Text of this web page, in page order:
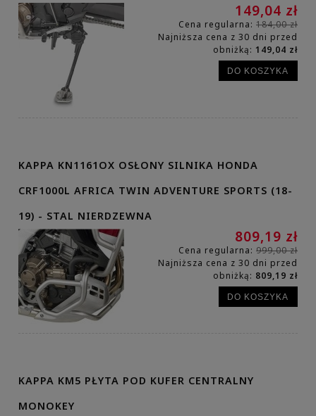
149,04 zł
Cena regularna: 184,00 zł
Najniższa cena z 30 dni przed
obniżką: 149,04 zł
DO KOSZYKA
KAPPA KN1161OX OSŁONY SILNIKA HONDA
CRF1000L AFRICA TWIN ADVENTURE SPORTS (18-
19) - STAL NIERDZEWNA
809,19 zł
Cena regularna: 999,00 zł
Najniższa cena z 30 dni przed
obniżką: 809,19 zł
DO KOSZYKA
KAPPA KM5 PŁYTA POD KUFER CENTRALNY
MONOKEY